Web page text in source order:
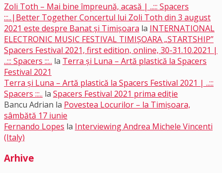
Zoli Toth – Mai bine împreună, acasă | ..::: Spacers
:::..|Better Together Concertul lui Zoli Toth din 3 august
2021 este despre Banat și Timișoara la INTERNATIONAL
ELECTRONIC MUSIC FESTIVAL TIMIȘOARA „STARTSHIP”
Spacers Festival 2021, first edition, online, 30-31.10.2021 |
..::: Spacers :::.. la Terra și Luna – Artă plastică la Spacers
Festival 2021
Terra și Luna – Artă plastică la Spacers Festival 2021 | ..:::
Spacers :::.. la Spacers Festival 2021 prima ediție
Bancu Adrian la Povestea Locurilor – la Timișoara,
sâmbătă 17 iunie
Fernando Lopes la Interviewing Andrea Michele Vincenti
(Italy)
Arhive